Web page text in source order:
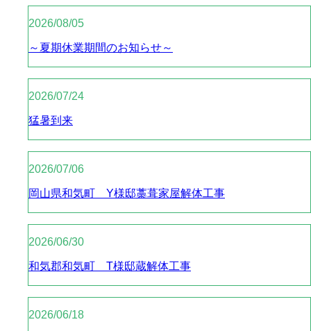
2026/08/05
～夏期休業期間のお知らせ～
2026/07/24
猛暑到来
2026/07/06
岡山県和気町 Y様邸藁葺家屋解体工事
2026/06/30
和気郡和気町 T様邸蔵解体工事
2026/06/18